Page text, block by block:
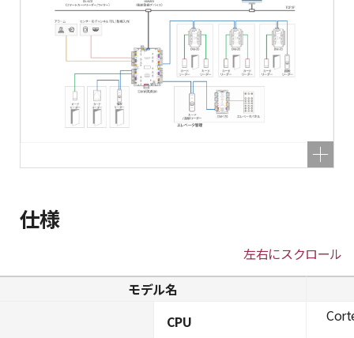
仕様
左右にスクロール
モデル名
CPU